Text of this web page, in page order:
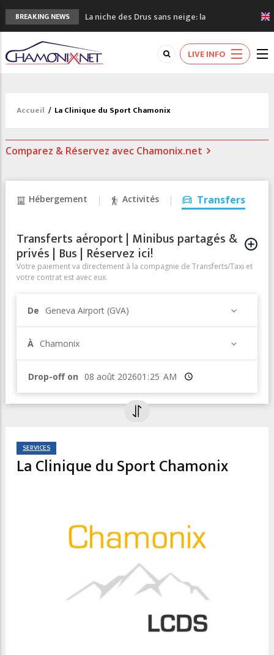
BREAKING NEWS
La niche des Drus sans neige: la
sécheresse en haute montagne
3 bonnes raisons pour visiter le nouveau
Musée du Mont-Blanc
Accidents en montagne: 3 personnes sont
Craft ouvre un nouveau magasin de course
LIVE INFO
Accueil / La Clinique du Sport Chamonix
Comparez & Réservez avec Chamonix.net
Hébergement Activités Transfers
Transferts aéroport | Minibus partagés &
privés | Bus | Réservez ici!
Votre paiement va directement à la compagnie de Transferts/Taxi et
votre contrat est avec eux.
De Geneva Airport (GVA)
À Chamonix
Drop-off on Heure
SERVICES
La Clinique du Sport Chamonix